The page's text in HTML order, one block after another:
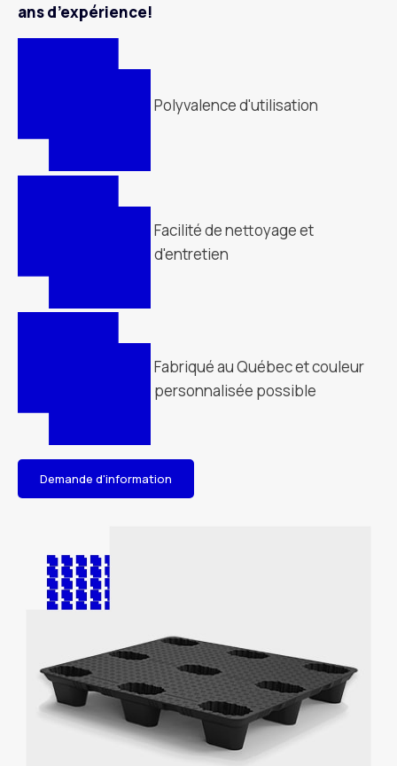
ans d’expérience!
Polyvalence d'utilisation
Facilité de nettoyage et
d'entretien
Fabriqué au Québec et couleur
personnalisée possible
Demande d'information